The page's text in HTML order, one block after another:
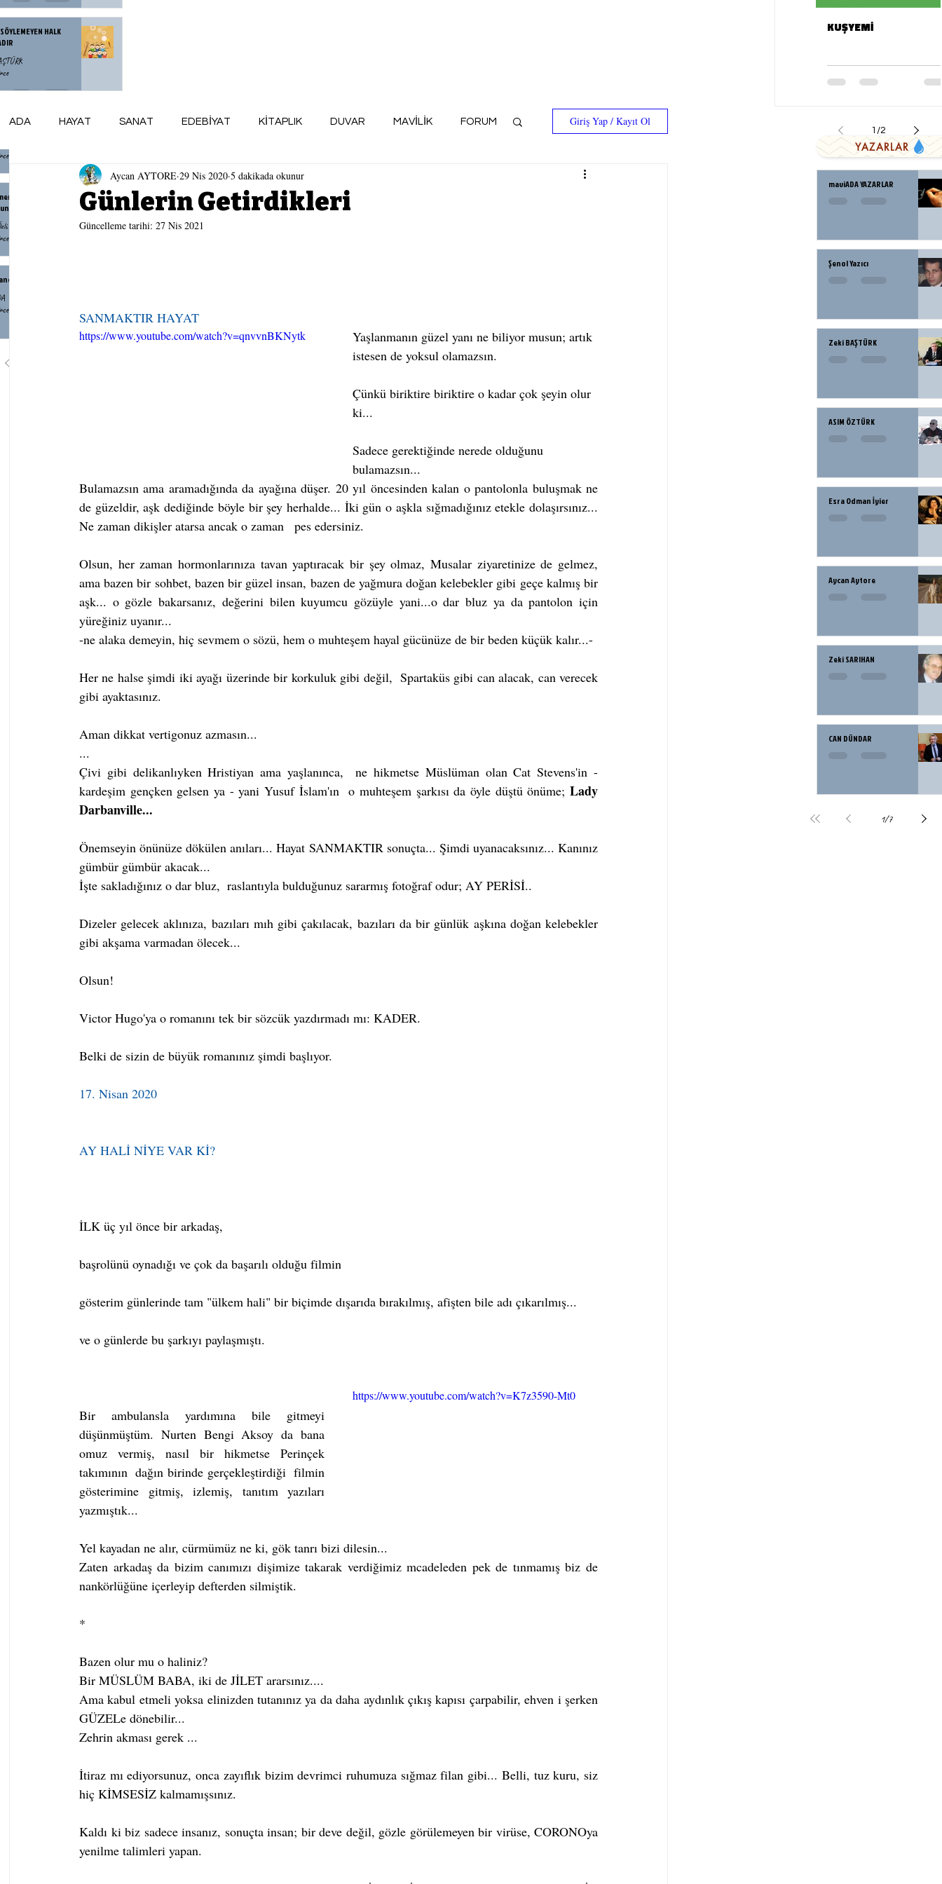
HALK
Yaşlanmak Demek
Bilmiyordum
İsayeviç Soljenitsin
ADA HAYAT SANAT EDEBİYAT KİTAPLIK DUVAR MAVİLİK FORUM
maviADA KÜNYE AY AYDINLIĞI
Giriş Yap / Kayıt Ol
Günlerin Getirdikleri
Aycan AYTORE 29 Nis 2020 5 dakikada okunur
Güncelleme tarihi: 27 Nis 2021
SANMAKTIR HAYAT
https://www.youtube.com/watch?v=qnvvnBKNytk
Yaşlanmanın güzel yanı ne biliyor musun; artık
istesen de yoksul olamazsın.
Çünkü biriktire biriktire o kadar çok şeyin olur
ki...
Sadece gerektiğinde nerede olduğunu
bulamazsın...
Bulamazsın ama aramadığında da ayağına düşer. 20 yıl öncesinden kalan o pantolonla buluşmak ne
de güzeldir, aşk dediğinde böyle bir şey herhalde... İki gün o aşkla sığmadığınız etekle dolaşırsınız...
Ne zaman dikişler atarsa ancak o zaman   pes edersiniz.
Olsun, her zaman hormonlarınıza tavan yaptıracak bir şey olmaz, Musalar ziyaretinize de gelmez,
ama bazen bir sohbet, bazen bir güzel insan, bazen de yağmura doğan kelebekler gibi geçe kalmış bir
aşk... o gözle bakarsanız, değerini bilen kuyumcu gözüyle yani...o dar bluz ya da pantolon için
yüreğiniz uyanır...
-ne alaka demeyin, hiç sevmem o sözü, hem o muhteşem hayal gücünüze de bir beden küçük kalır...-
Her ne halse şimdi iki ayağı üzerinde bir korkuluk gibi değil,  Spartaküs gibi can alacak, can verecek
gibi ayaktasınız.
Aman dikkat vertigonuz azmasın...
...
Çivi gibi delikanlıyken Hristiyan ama yaşlanınca,  ne hikmetse Müslüman olan Cat Stevens'in -
kardeşim gençken gelsen ya - yani Yusuf İslam'ın  o muhteşem şarkısı da öyle düştü önüme; Lady
Darbanville...
Önemseyin önünüze dökülen anıları... Hayat SANMAKTIR sonuçta... Şimdi uyanacaksınız... Kanınız
gümbür gümbür akacak...
İşte sakladığınız o dar bluz,  raslantıyla bulduğunuz sararmış fotoğraf odur; AY PERİSİ..
Dizeler gelecek aklınıza, bazıları mıh gibi çakılacak, bazıları da bir günlük aşkına doğan kelebekler
gibi akşama varmadan ölecek...
Olsun!
Victor Hugo'ya o romanını tek bir sözcük yazdırmadı mı: KADER.
Belki de sizin de büyük romanınız şimdi başlıyor.
17. Nisan 2020
AY HALİ NİYE VAR Kİ?
İLK üç yıl önce bir arkadaş,
başrolünü oynadığı ve çok da başarılı olduğu filmin
gösterim günlerinde tam "ülkem hali" bir biçimde dışarıda bırakılmış, afişten bile adı çıkarılmış...
ve o günlerde bu şarkıyı paylaşmıştı.
https://www.youtube.com/watch?v=K7z3590-Mt0
Bir ambulansla yardımına bile gitmeyi
düşünmüştüm. Nurten Bengi Aksoy da ​​bana
omuz vermiş, nasıl bir hikmetse Perinçek
takımının  dağın birinde gerçekleştirdiği  filmin
gösterimine gitmiş, izlemiş, tanıtım yazıları
yazmıştık...
Yel kayadan ne alır, cürmümüz ne ki, gök tanrı bizi dilesin...
Zaten arkadaş da bizim canımızı dişimize takarak verdiğimiz mcadeleden pek de tınmamış biz de
nankörlüğüne içerleyip defterden silmiştik.
*
Bazen olur mu o haliniz?
Bir MÜSLÜM BABA, iki de JİLET ararsınız....
Ama kabul etmeli yoksa elinizden tutanınız ya da daha aydınlık çıkış kapısı çarpabilir, ehven i şerken
GÜZELe dönebilir...
Zehrin akması gerek ...
İtiraz mı ediyorsunuz, onca zayıflık bizim devrimci ruhumuza sığmaz filan gibi... Belli, tuz kuru, siz
hiç KİMSESİZ kalmamışsınız.
Kaldı ki biz sadece insanız, sonuçta insan; bir deve değil, gözle görülemeyen bir virüse, CORONOya
yenilme talimleri yapan.
YAZARLAR
maviADA YAZARLAR
Şenol Yazıcı
Zeki BAŞTÜRK
ASIM ÖZTÜRK
Esra Odman İyier
Aycan Aytore
Zeki SARIHAN
CAN DÜNDAR
1/7
KUŞYEMİ
1 /2